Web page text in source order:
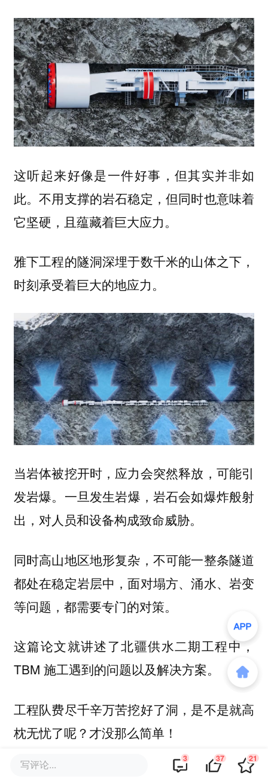
这听起来好像是一件好事，但其实并非如
此。不用支撑的岩石稳定，但同时也意味着
它坚硬，且蕴藏着巨大应力。
雅下工程的隧洞深埋于数千米的山体之下，
时刻承受着巨大的地应力。
当岩体被挖开时，应力会突然释放，可能引
发岩爆。 一旦发生岩爆，岩石会如爆炸般射
出，对人员和设备构成致命威胁。
同时高山地区地形复杂，不可能一整条隧道
都处在稳定岩层中，面对塌方、涌水、岩变
等问题，都需要专门的对策。
这篇论文就讲述了北疆供水二期工程中，
TBM 施工遇到的问题以及解决方案。
工程队费尽千辛万苦挖好了洞，是不是就高
枕无忧了呢？才没那么简单！
雅鲁藏布江拥有全世界最丰富的水能资源，
写评论... 3 37 21